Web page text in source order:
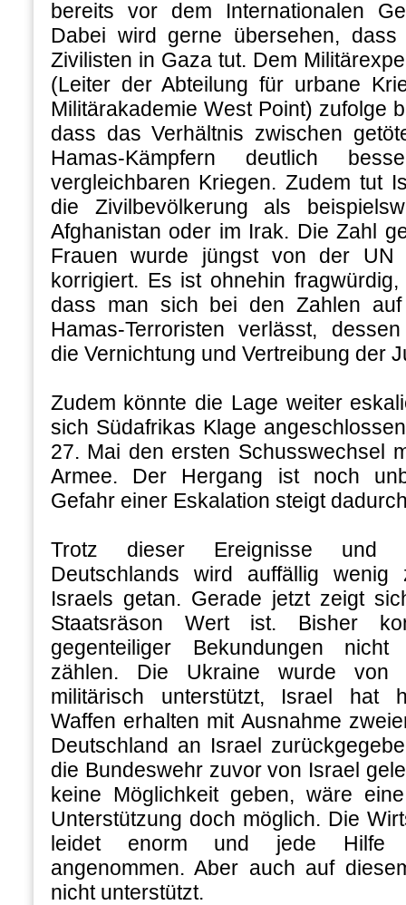
bereits vor dem Internationalen
Dabei wird gerne übersehen,
Zivilisten in Gaza tut. Dem
(Leiter der Abteilung für urbane
Militärakademie West Point) zufolge
dass das Verhältnis zwischen
Hamas-Kämpfern deutlich
vergleichbaren Kriegen. Zudem tut
die Zivilbevölkerung als
Afghanistan oder im Irak. Die Zahl
Frauen wurde jüngst von der UN
korrigiert. Es ist ohnehin
dass man sich bei den Zahlen
Hamas-Terroristen verlässt,
die Vernichtung und Vertreibung der
Zudem könnte die Lage weiter
sich Südafrikas Klage
27. Mai den ersten Schusswechsel
Armee. Der Hergang ist noch
Gefahr einer Eskalation steigt
Trotz dieser Ereignisse und
Deutschlands wird auffällig wenig
Israels getan. Gerade jetzt zeigt
Staatsräson Wert ist. Bisher
gegenteiliger Bekundungen
zählen. Die Ukraine wurde von
militärisch unterstützt, Israel hat
Waffen erhalten mit Ausnahme
Deutschland an Israel
die Bundeswehr zuvor von Israel
keine Möglichkeit geben, wäre
Unterstützung doch möglich. Die
leidet enorm und jede Hilfe
angenommen. Aber auch auf
nicht unterstützt.